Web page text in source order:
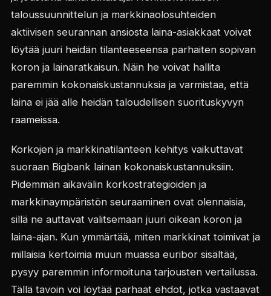
taloussuunnittelun ja markkinaolosuhteiden
aktiivisen seurannan ansiosta laina-asiakkaat voivat
löytää juuri heidän tilanteeseensa parhaiten sopivan
koron ja lainaratkaisun. Näin he voivat hallita
paremmin kokonaiskustannuksia ja varmistaa, että
laina ei jää alle heidän taloudellisen suorituskyvyn
raameissa.
Korkojen ja markkinatilanteen kehitys vaikuttavat
suoraan Bigbank lainan kokonaiskustannuksiin.
Pidemmän aikavälin korkostrategioiden ja
markkinaympäristön seuraaminen ovat olennaisia,
sillä ne auttavat valitsemaan juuri oikean koron ja
laina-ajan. Kun ymmärtää, miten markkinat toimivat ja
millaisia kertoimia muun muassa euribor sisältää,
pysyy paremmin informoituna tarjousten vertailussa.
Tällä tavoin voi löytää parhaat ehdot, jotka vastaavat